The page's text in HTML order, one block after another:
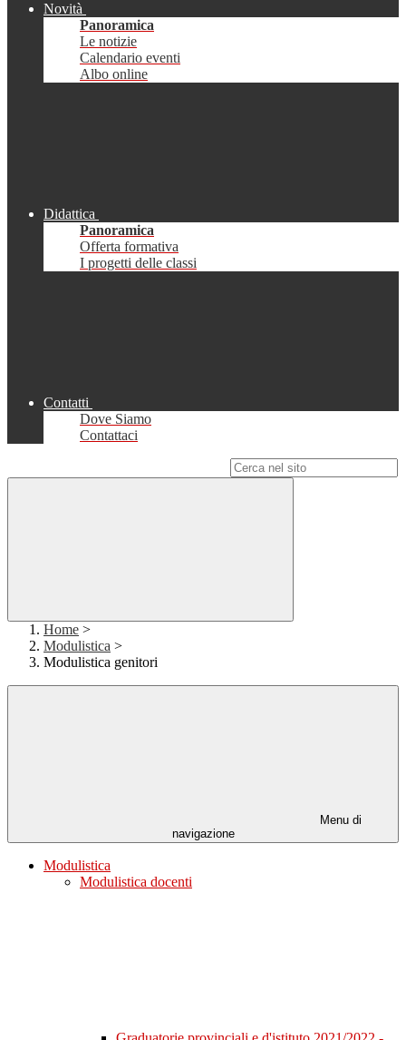
Novità
Panoramica
Le notizie
Calendario eventi
Albo online
Didattica
Panoramica
Offerta formativa
I progetti delle classi
Contatti
Dove Siamo
Contattaci
Home >
Modulistica >
Modulistica genitori
Menu di
navigazione
Modulistica
Modulistica docenti